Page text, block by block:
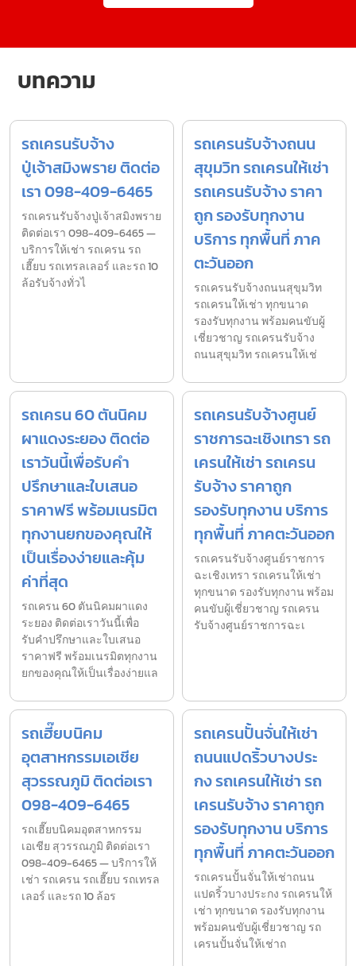
บทความ
รถเครนรับจ้าง
ปู่เจ้าสมิงพราย ติดต่อ
เรา 098-409-6465
รถเครนรับจ้างปู่เจ้าสมิงพราย
ติดต่อเรา 098-409-6465 —
บริการให้เช่า รถเครน รถ
เฮี๊ยบ รถเทรลเลอร์ และรถ 10
ล้อรับจ้างทั่วไ
รถเครนรับจ้างถนน
สุขุมวิท รถเครนให้เช่า
รถเครนรับจ้าง ราคา
ถูก รองรับทุกงาน
บริการ ทุกพื้นที่ ภาค
ตะวันออก
รถเครนรับจ้างถนนสุขุมวิท
รถเครนให้เช่า ทุกขนาด
รองรับทุกงาน พร้อมคนขับผู้
เชี่ยวชาญ รถเครนรับจ้าง
ถนนสุขุมวิท รถเครนให้เช่
รถเครน 60 ตันนิคม
ผาแดงระยอง ติดต่อ
เราวันนี้เพื่อรับคำ
ปรึกษาและใบเสนอ
ราคาฟรี พร้อมเนรมิต
ทุกงานยกของคุณให้
เป็นเรื่องง่ายและคุ้ม
ค่าที่สุด
รถเครน 60 ตันนิคมผาแดง
ระยอง ติดต่อเราวันนี้เพื่อ
รับคำปรึกษาและใบเสนอ
ราคาฟรี พร้อมเนรมิตทุกงาน
ยกของคุณให้เป็นเรื่องง่ายแล
รถเครนรับจ้างศูนย์
ราชการฉะเชิงเทรา รถ
เครนให้เช่า รถเครน
รับจ้าง ราคาถูก
รองรับทุกงาน บริการ
ทุกพื้นที่ ภาคตะวันออก
รถเครนรับจ้างศูนย์ราชการ
ฉะเชิงเทรา รถเครนให้เช่า
ทุกขนาด รองรับทุกงาน พร้อม
คนขับผู้เชี่ยวชาญ รถเครน
รับจ้างศูนย์ราชการฉะเ
รถเฮี๊ยบนิคม
อุตสาหกรรมเอเชีย
สุวรรณภูมิ ติดต่อเรา
098-409-6465
รถเฮี๊ยบนิคมอุตสาหกรรม
เอเชีย สุวรรณภูมิ ติดต่อเรา
098-409-6465 — บริการให้
เช่า รถเครน รถเฮี๊ยบ รถเทรล
เลอร์ และรถ 10 ล้อร
รถเครนปั้นจั่นให้เช่า
ถนนแปดริ้วบางประ
กง รถเครนให้เช่า รถ
เครนรับจ้าง ราคาถูก
รองรับทุกงาน บริการ
ทุกพื้นที่ ภาคตะวันออก
รถเครนปั้นจั่นให้เช่าถนน
แปดริ้วบางประกง รถเครนให้
เช่า ทุกขนาด รองรับทุกงาน
พร้อมคนขับผู้เชี่ยวชาญ รถ
เครนปั้นจั่นให้เช่าถ